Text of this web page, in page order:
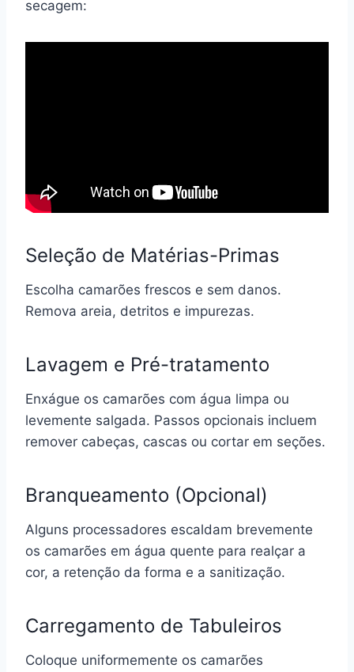
secagem:
Seleção de Matérias-Primas
Escolha camarões frescos e sem danos.
Remova areia, detritos e impurezas.
Lavagem e Pré-tratamento
Enxágue os camarões com água limpa ou
levemente salgada. Passos opcionais incluem
remover cabeças, cascas ou cortar em seções.
Branqueamento (Opcional)
Alguns processadores escaldam brevemente
os camarões em água quente para realçar a
cor, a retenção da forma e a sanitização.
Carregamento de Tabuleiros
Coloque uniformemente os camarões